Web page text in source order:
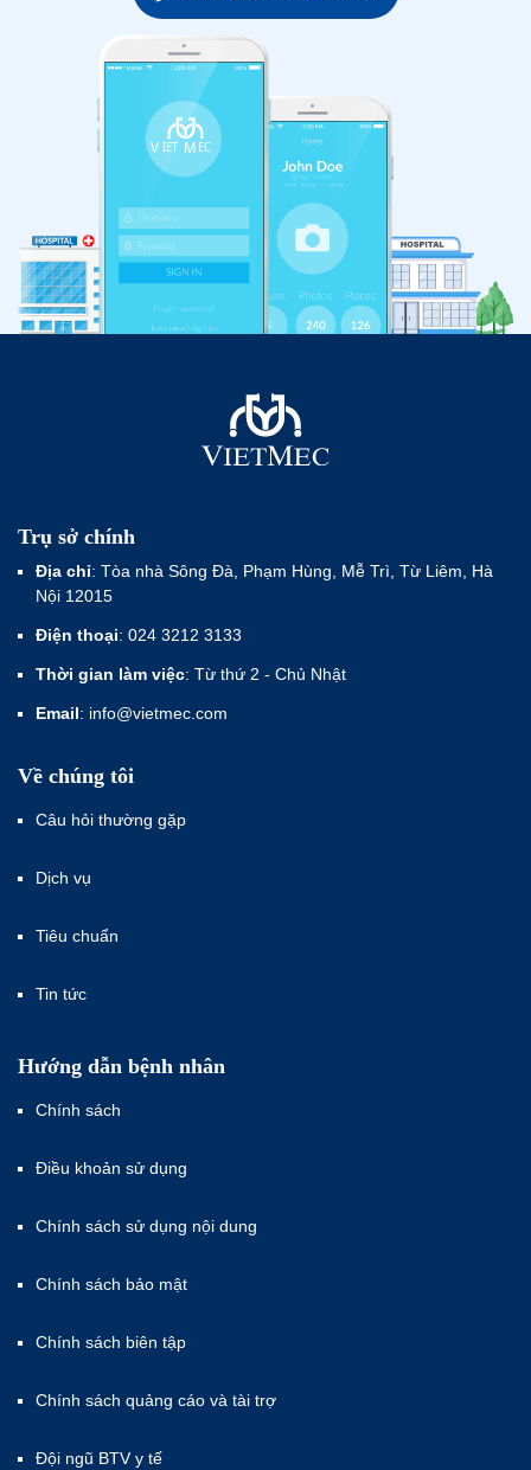
Trụ sở chính
Địa chỉ: Tòa nhà Sông Đà, Phạm Hùng, Mễ Trì, Từ Liêm, Hà
Nội 12015
Điện thoại: 024 3212 3133
Thời gian làm việc: Từ thứ 2 - Chủ Nhật
Email: info@vietmec.com
Về chúng tôi
Câu hỏi thường gặp
Dịch vụ
Tiêu chuẩn
Tin tức
Hướng dẫn bệnh nhân
Chính sách
Điều khoản sử dụng
Chính sách sử dụng nội dung
Chính sách bảo mật
Chính sách biên tập
Chính sách quảng cáo và tài trợ
Đội ngũ BTV y tế